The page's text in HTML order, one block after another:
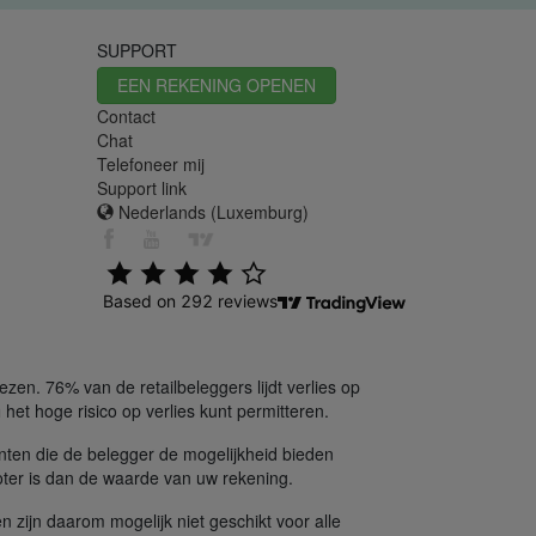
SUPPORT
EEN REKENING OPENEN
Contact
Chat
Telefoneer mij
Support link
Nederlands (Luxemburg)
76% van de retailbeleggers lijdt verlies op
hoge risico op verlies kunt permitteren.
die de belegger de mogelijkheid bieden
is dan de waarde van uw rekening.
zijn daarom mogelijk niet geschikt voor alle